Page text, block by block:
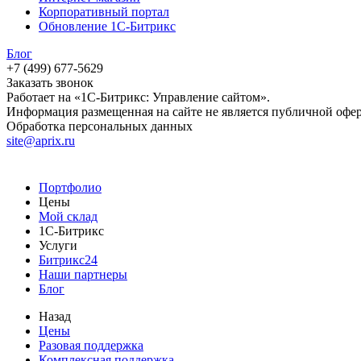
Корпоративный портал
Обновление 1С-Битрикс
Блог
+7 (499) 677-5629
Заказать звонок
Работает на «1С-Битрикс: Управление сайтом».
Информация размещенная на сайте не является публичной
Обработка персональных данных
site@aprix.ru
Портфолио
Цены
Мой склад
1С-Битрикс
Услуги
Битрикс24
Наши партнеры
Блог
Назад
Цены
Разовая поддержка